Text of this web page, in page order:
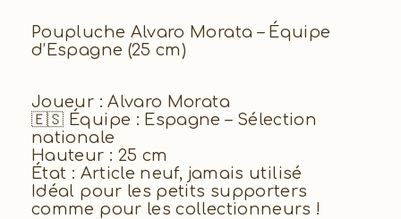
Poupluche Alvaro Morata – Équipe
d’Espagne (25 cm)
Joueur : Alvaro Morata
🇪🇸 Équipe : Espagne – Sélection
nationale
Hauteur : 25 cm
État : Article neuf, jamais utilisé
Idéal pour les petits supporters
comme pour les collectionneurs !